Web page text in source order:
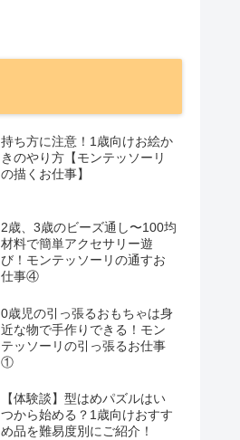
持ち方に注意！1歳向けお絵か
きのやり方【モンテッソーリ
の描くお仕事】
2歳、3歳のビーズ通し〜100均
材料で簡単アクセサリー遊
び！モンテッソーリの通すお
仕事④
0歳児の引っ張るおもちゃは身
近な物で手作りできる！モン
テッソーリの引っ張るお仕事
①
【体験談】型はめパズルはい
つから始める？1歳向けおすす
め品を難易度別にご紹介！